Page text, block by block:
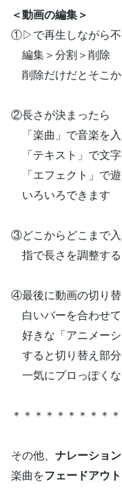
＜動画の編集＞
①▷で再生しながら不
編集＞分割＞削除
削除だけだとそこ
②長さが決まったら
「楽曲」で音楽を入
「テキスト」で文
「エフェクト」で遊
いろいろできます
③どこからどこまで
指で長さを調整す
④最後に動画の切り
白いバーを合わせ
好きな「アニメー
すると切り替え部
一気にプロっぽく
＊＊＊＊＊＊＊＊＊
その他、 ナレーション
楽曲をフェードアウト